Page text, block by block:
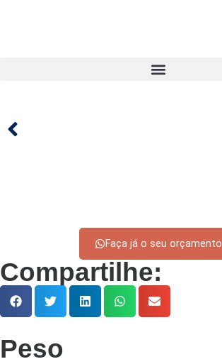
Faça já o seu orçamento
Compartilhe:
Peso